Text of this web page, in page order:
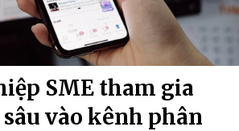
SME tham gia
vào kênh phân